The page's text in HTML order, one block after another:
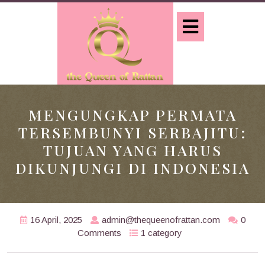
Skip
MENGUNGKAP PERMATA
TERSEMBUNYI SERBAJITU:
TUJUAN YANG HARUS
DIKUNJUNGI DI INDONESIA
16 April, 2025 admin@thequeenofrattan.com
0
Comments
1 category